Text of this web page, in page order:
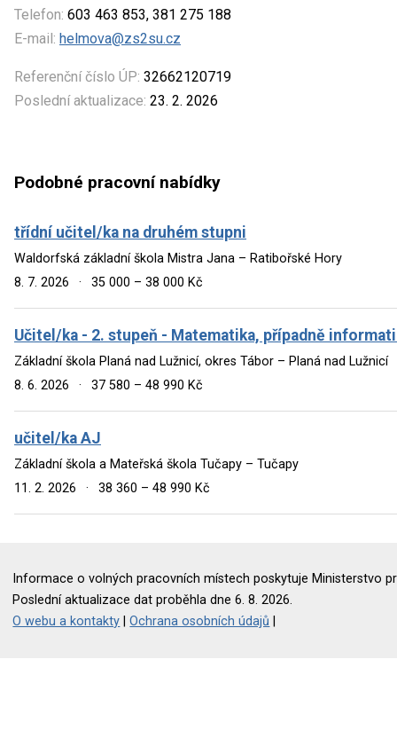
Telefon: 603 463 853, 381 275 188
E-mail: helmova@zs2su.cz
Referenční číslo ÚP: 32662120719
Poslední aktualizace: 23. 2. 2026
Podobné pracovní nabídky
třídní učitel/ka na druhém stupni
Waldorfská základní škola Mistra Jana – Ratibořské Hory
8. 7. 2026
· 35 000 – 38 000 Kč
Učitel/ka - 2. stupeň - Matematika, případně
Základní škola Planá nad Lužnicí, okres Tábor – Planá nad Lužnicí
8. 6. 2026
· 37 580 – 48 990 Kč
učitel/ka AJ
Základní škola a Mateřská škola Tučapy – Tučapy
11. 2. 2026
· 38 360 – 48 990 Kč
Informace o volných pracovních místech poskytuje Ministerstvo
Poslední aktualizace dat proběhla dne 6. 8. 2026.
O webu a kontakty |Ochrana osobních údajů